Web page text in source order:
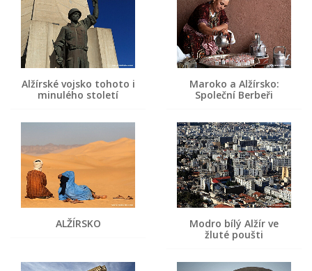
Alžírské vojsko tohoto i
minulého století
Maroko a Alžírsko:
Společní Berbeři
ALŽÍRSKO
Modro bílý Alžír ve
žluté poušti